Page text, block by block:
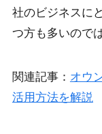
社のビジネスに
つ方も多いので
関連記事： オウ
活用方法を解説